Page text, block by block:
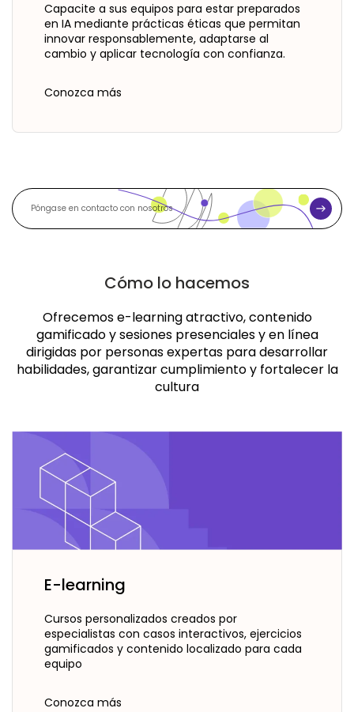
Capacite a sus equipos para estar preparados
en IA mediante prácticas éticas que permitan
innovar responsablemente, adaptarse al
cambio y aplicar tecnología con confianza.
Conozca más
P
ó
e
e
E
n
v
i
a
Cómo lo hacemos
Ofrecemos e-learning atractivo, contenido
gamificado y sesiones presenciales y en línea
dirigidas por personas expertas para desarrollar
habilidades, garantizar cumplimiento y fortalecer la
cultura
E-learning
Cursos personalizados creados por
especialistas con casos interactivos, ejercicios
gamificados y contenido localizado para cada
equipo
Conozca más